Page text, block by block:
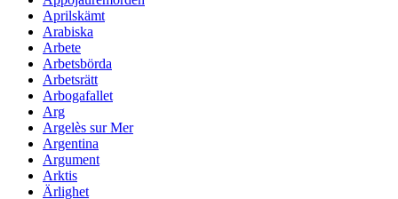
Aprilskämt
Arabiska
Arbete
Arbetsbörda
Arbetsrätt
Arbogafallet
Arg
Argelès sur Mer
Argentina
Argument
Arktis
Ärlighet